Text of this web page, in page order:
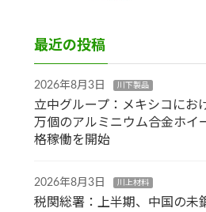
最近の投稿
2026年8月3日 川下製品
立中グループ：メキシコにお
万個のアルミニウム合金ホイ
格稼働を開始
2026年8月3日 川上材料
税関総署：上半期、中国の未